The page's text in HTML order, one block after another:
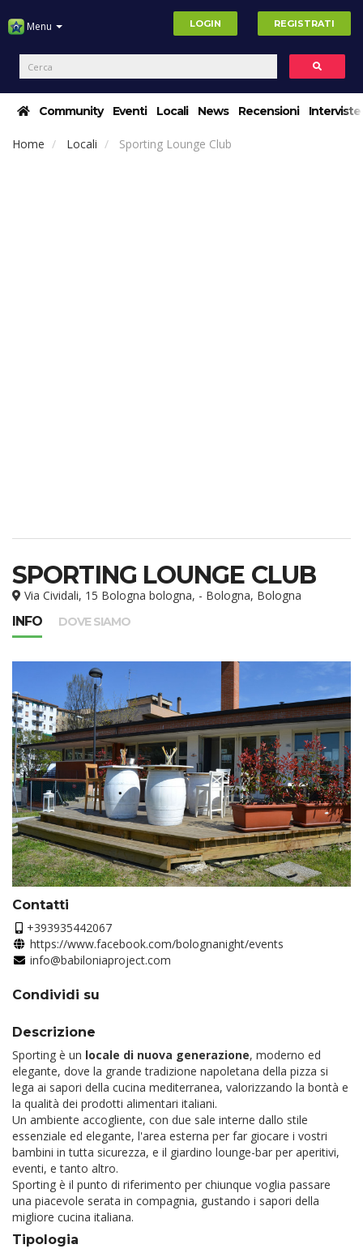
Menu LOGIN REGISTRATI
Community Eventi Locali News Recensioni Interviste
Home Locali Sporting Lounge Club
SPORTING LOUNGE CLUB
Via Cividali, 15 Bologna bologna, - Bologna, Bologna
INFO
DOVE SIAMO
Contatti
+393935442067
https://www.facebook.com/bolognanight/events
info@babiloniaproject.com
Condividi su
Descrizione
Sporting è un locale di nuova generazione, moderno ed
elegante, dove la grande tradizione napoletana della pizza si
lega ai sapori della cucina mediterranea, valorizzando la bontà e
la qualità dei prodotti alimentari italiani.
Un ambiente accogliente, con due sale interne dallo stile
essenziale ed elegante, l'area esterna per far giocare i vostri
bambini in tutta sicurezza, e il giardino lounge-bar per aperitivi,
eventi, e tanto altro.
Sporting è il punto di riferimento per chiunque voglia passare
una piacevole serata in compagnia, gustando i sapori della
migliore cucina italiana.
Tipologia